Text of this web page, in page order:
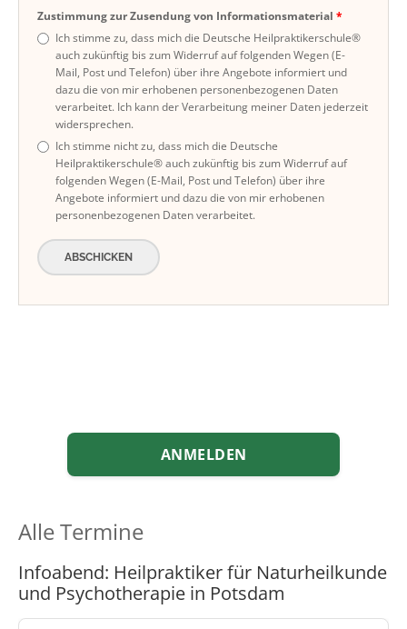
Zustimmung zur Zusendung von Informationsmaterial
Ich stimme zu, dass mich die Deutsche Heilpraktikerschule®
auch zukünftig bis zum Widerruf auf folgenden Wegen (E-
Mail, Post und Telefon) über ihre Angebote informiert und
dazu die von mir erhobenen personenbezogenen Daten
verarbeitet. Ich kann der Verarbeitung meiner Daten jederzeit
widersprechen.
Ich stimme nicht zu, dass mich die Deutsche
Heilpraktikerschule® auch zukünftig bis zum Widerruf auf
folgenden Wegen (E-Mail, Post und Telefon) über ihre
Angebote informiert und dazu die von mir erhobenen
personenbezogenen Daten verarbeitet.
ABSCHICKEN
ANMELDEN
Alle Termine
Infoabend: Heilpraktiker für Naturheilkunde
und Psychotherapie in Potsdam